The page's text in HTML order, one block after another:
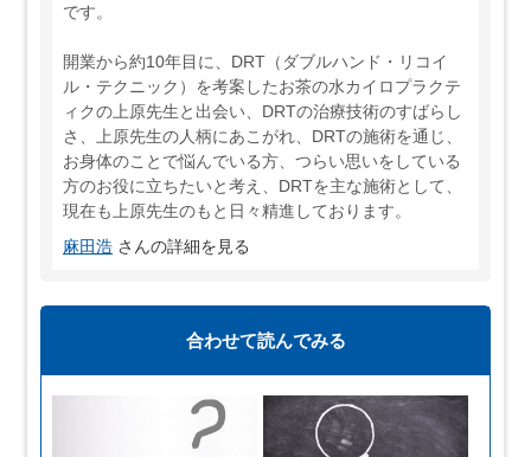
です。
開業から約10年目に、DRT（ダブルハンド・リコイ
ル・テクニック）を考案したお茶の水カイロプラクテ
ィクの上原先生と出会い、DRTの治療技術のすばらし
さ、上原先生の人柄にあこがれ、DRTの施術を通じ、
お身体のことで悩んでいる方、つらい思いをしている
方のお役に立ちたいと考え、DRTを主な施術として、
現在も上原先生のもと日々精進しております。
麻田浩 さんの詳細を見る
合わせて読んでみる